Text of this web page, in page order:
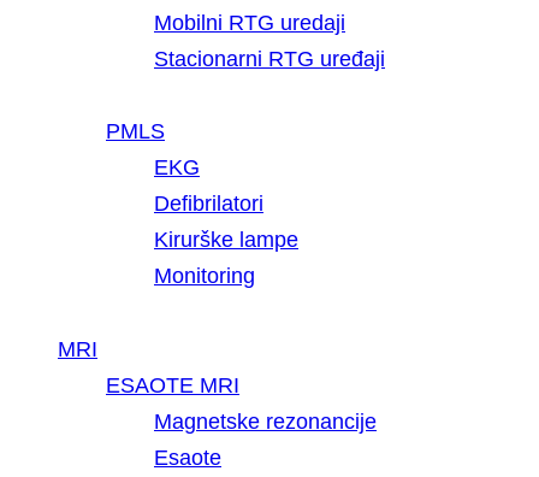
Mobilni RTG uredaji
Stacionarni RTG uređaji
PMLS
EKG
Defibrilatori
Kirurške lampe
Monitoring
MRI
ESAOTE MRI
Magnetske rezonancije
Esaote